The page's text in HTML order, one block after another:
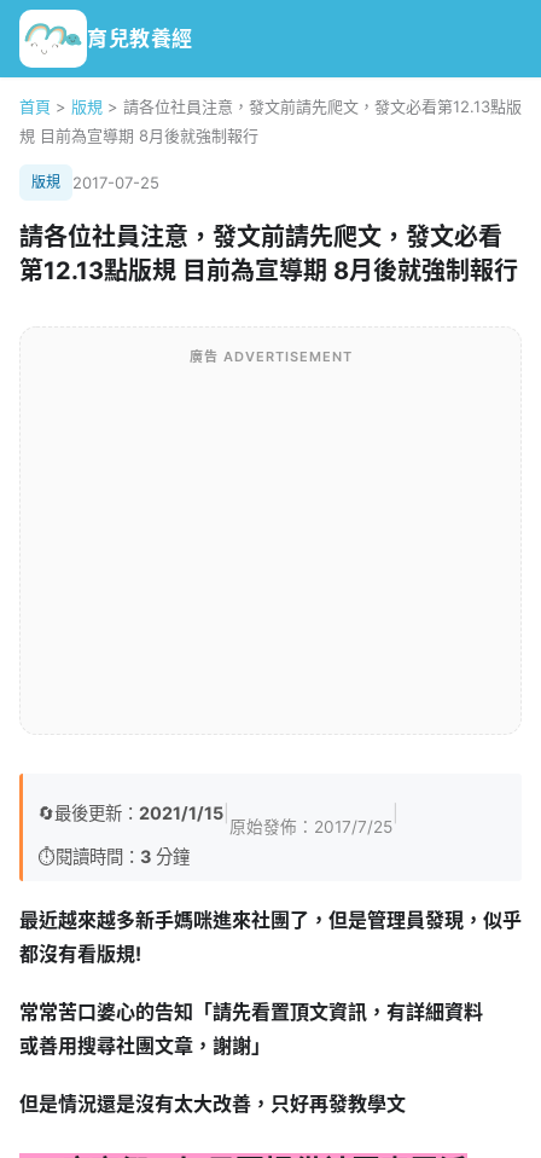
育兒教養經
首頁 > 版規 > 請各位社員注意，發文前請先爬文，發文必看第12.13點版
規 目前為宣導期 8月後就強制報行
版規 2017-07-25
請各位社員注意，發文前請先爬文，發文必看
第12.13點版規 目前為宣導期 8月後就強制報行
廣告 ADVERTISEMENT
🔄最後更新： 2021/1/15
原始發佈： 2017/7/25
⏱️閱讀時間： 3 分鐘
最近越來越多新手媽咪進來社團了，但是管理員發現，似乎
都沒有看版規!
常常苦口婆心的告知「請先看置頂文資訊，有詳細資料
或善用搜尋社團文章，謝謝」
但是情況還是沒有太大改善，只好再發教學文